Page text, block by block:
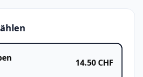
14.50 CHF